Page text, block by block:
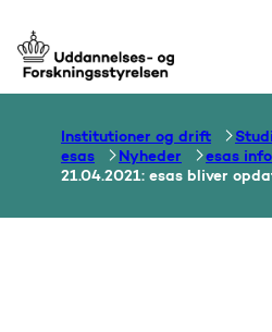
Gå til forsiden
Institutioner og drift
esas
Nyheder
esas info
21.04.2021: esas bliver